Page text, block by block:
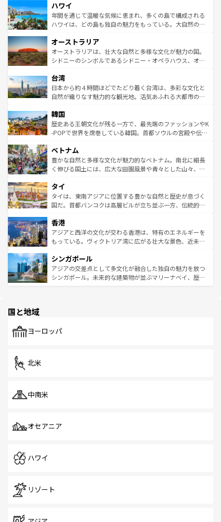
ば市内交通費無料で観光を楽しむこともできる。 なお、新
着のスイス情報はコンテンツ一覧 を参照してほしい。
のような巨大都市は、観光、ショッピング、エンターテイ
ンメントが詰まった刺激的なスポットだ。一方、アメリカ
西部には大自然が広がり、グランドキャニオンやイエロー
部のニューオーリンズでは、音楽と美食が融合した独特の
文化が魅力。旅行者はアメリカの各地域で異なる魅力を楽
しみながら、その多様性と豊かな歴史を感じることができ
ならではの贅沢な旅のスタイルだ。 なお、新着のアメリカ
情報はコンテンツ一覧を参照してほしい。
ハワイ
年間を通じて温暖な気候に恵まれ、多くの島で構成される
ハワイは、どの島も独自の魅力をもっている。大自然の神
ワイ島は見逃せない。また、定番の観光地といえばオアフ
島だが、静かな自然を求めるならマウイ島やカウアイ島が
おすすめ。エメラルドグリーンに輝く海をはじめ、豊かな
れるおもてなしの心で訪れる人々を迎えてくれるハワイの
人々、おいしいローカルフードやハワイアンミュージッ
ク、伝統的なフラダンスなど、すべてがハワイの魅力を彩
ワイを、存分に味わってほしい。 なお、新着のハワイ情報
はコンテンツ一覧を参照してほしい。
オーストラリア
オーストラリアは、壮大な自然と多様な文化が魅力の国。
シドニーのシンボルであるシドニー・オペラハウス、オー
リアリーフや大陸中央部にそびえるウルル（エアーズロッ
ク）、タスマニアの美しい原生林やケアンズの熱帯雨林な
ど、見どころがたくさん。また、カフェやワイン、オージ
いる。アクティビティも充実しており、サーフィンやダイ
ビング、ハイキングなど、アウトドア好きにはたまらな
い。オーストラリアの多彩な魅力を存分に味わいつくそ
参照してほしい。
台湾
日本から約４時間ほどでたどり着く台湾は、多彩な文化と
自然が織りなす魅力的な観光地。活気あふれる大都市の台
ン）、静ひつな山岳地帯である台湾東部など、都市の喧騒
と山間の静けさが共存しており、訪れる人に新しい発見と
驚きをもたらしてくれる。また、奥深い台湾の食文化も魅
容にもいいと評判のスイーツなど、バラエティ豊かな料理
が味わえる。 なお、新着の台湾情報は コンテンツ一覧を参
照してほしい。
韓国
歴史ある王朝文化が残る一方で、最先端のファッションやK
-POPで世界を席巻している韓国。首都ソウルの宮殿や伝統
き、地方に足を延ばせば四季折々の自然美を楽しむことが
できる。そして、キムチや焼肉、絶品のストリートフード
まで、さまざまな韓国料理が待っている。夜には、韓国な
リティに包まれながら、韓国の多彩な魅力を心ゆくまで味
わってみてほしい。 なお、新着の韓国情報はコンテンツ一
覧を参照してほしい。
ベトナム
豊かな自然と多様な文化が魅力的なベトナム。南北に細長
く伸びる国土には、広大な田園風景や青々とした山々、世
急速な発展と共に伝統が息づく。ハノイの古い町並みやホ
ーチミン市のフランス統治時代の建物も、独特の雰囲気を
醸し出している。また、バラエティの豊かさとおいしさで
とつ。フォーやバインミー、ベトナムコーヒーなどは、ぜ
ひ現地で味わいたい。どの地域を訪れてもあたたかい人々
が旅行者を迎えてくれるので、きっと忘れられない旅にな
参照してほしい。
タイ
タイは、東南アジアに位置する豊かな自然と歴史が息づく
国だ。首都バンコクは高層ビルが立ち並ぶ一方、伝統的な
の活気が交差している。北部ではチェンマイなどの山岳地
帯で自然と触れ合い、南部ではプーケットやクラビの美し
いビーチでリゾート気分を楽しむことができる。タイ料理
激する。気候は一年中温暖で、どの季節にも異なる楽しみ
が待っている。親しみやすいタイの人々、仏教を中心とし
た文化、そして多様な観光資源が、訪れる旅人を魅了し続
香港
アジアと西洋の文化が交わる香港は、特有のエネルギーを
もっている。ヴィクトリア湾に広がる壮大な景色、近未来
み、どこを訪れても感動するはず。観光スポットが密集し
ており、効率よく見どころを回れるのも魅力。息をのむよ
うな絶景から文化的な体験まで、香港を存分に楽しみ尽く
シンガポール
アジアの交差点として多文化が融合した独自の魅力を放つ
シンガポール。未来的な建築物が並ぶマリーナベイ、歴史
で、ホーカーズは地元の風情を楽しめる外せないスポット
国と地域
ヨーロッパ
北米
中南米
オセアニア
ハワイ
リゾート